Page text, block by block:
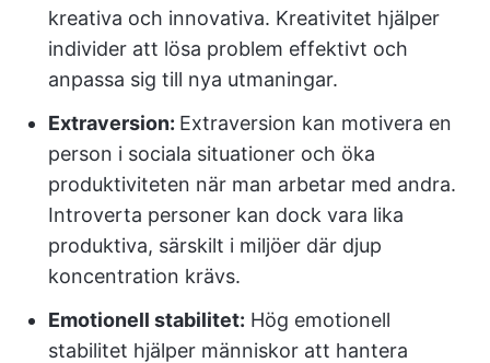
kreativa och innovativa. Kreativitet hjälper
individer att lösa problem effektivt och
anpassa sig till nya utmaningar.
Extraversion: Extraversion kan motivera en
person i sociala situationer och öka
produktiviteten när man arbetar med andra.
Introverta personer kan dock vara lika
produktiva, särskilt i miljöer där djup
koncentration krävs.
Emotionell stabilitet: Hög emotionell
stabilitet hjälper människor att hantera